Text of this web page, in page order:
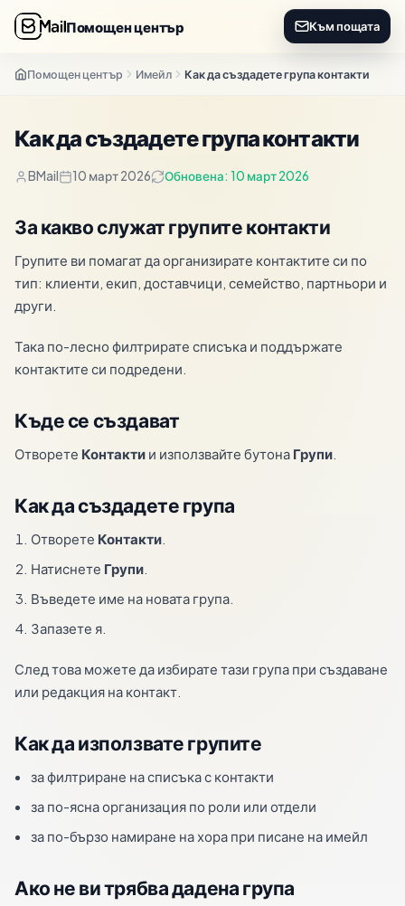
Помощен център Към пощата
Помощен център Имейл Как да създадете група контакти
Как да създадете група контакти
BMail 10 март 2026 Обновена: 10 март 2026
За какво служат групите контакти
Групите ви помагат да организирате контактите си по
тип: клиенти, екип, доставчици, семейство, партньори и
други.
Така по-лесно филтрирате списъка и поддържате
контактите си подредени.
Къде се създават
Отворете Контакти и използвайте бутона Групи
Как да създадете група
Отворете Контакти
Натиснете Групи
Въведете име на новата група.
Запазете я.
След това можете да избирате тази група при създаване
или редакция на контакт.
Как да използвате групите
за филтриране на списъка с контакти
за по-ясна организация по роли или отдели
за по-бързо намиране на хора при писане на имейл
Ако не ви трябва дадена група